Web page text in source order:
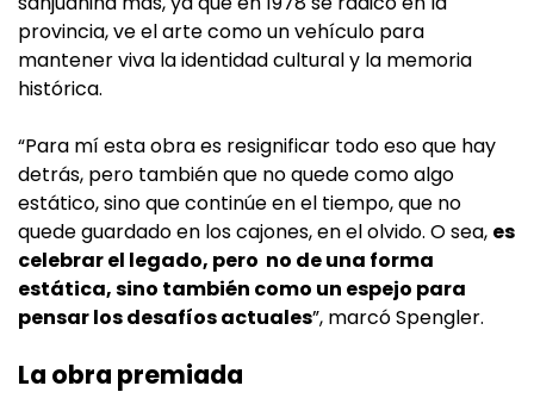
provincia, ve el arte como un vehículo para
mantener viva la identidad cultural y la memoria
histórica.
“Para mí esta obra es resignificar todo eso que hay
detrás, pero también que no quede como algo
estático, sino que continúe en el tiempo, que no
quede guardado en los cajones, en el olvido. O sea, es
celebrar el legado, pero no de una forma
estática, sino también como un espejo para
pensar los desafíos actuales”, marcó Spengler.
La obra premiada